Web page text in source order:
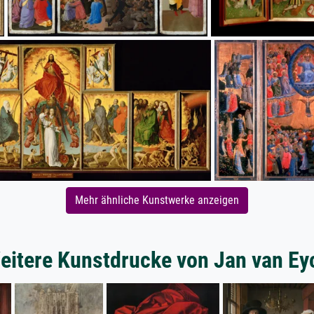
Mehr ähnliche Kunstwerke anzeigen
Kunstdrucke von Jan van